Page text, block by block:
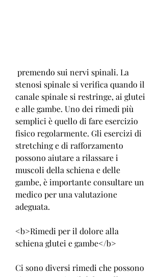
stenosi spinale si verifica quando il
canale spinale si restringe, ai glutei
e alle gambe. Uno dei rimedi più
semplici è quello di fare esercizio
fisico regolarmente. Gli esercizi di
stretching e di rafforzamento
possono aiutare a rilassare i
muscoli della schiena e delle
gambe, è importante consultare un
medico per una valutazione
adeguata.
<b>Rimedi per il dolore alla
schiena glutei e gambe</b>
Ci sono diversi rimedi che possono